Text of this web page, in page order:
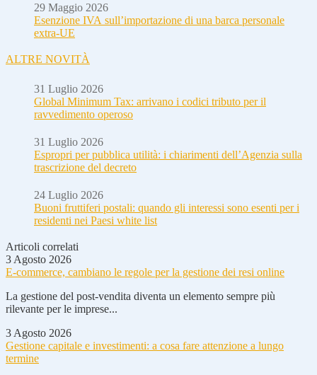
29 Maggio 2026
Esenzione IVA sull’importazione di una barca personale
extra-UE
ALTRE NOVITÀ
31 Luglio 2026
Global Minimum Tax: arrivano i codici tributo per il
ravvedimento operoso
31 Luglio 2026
Espropri per pubblica utilità: i chiarimenti dell’Agenzia sulla
trascrizione del decreto
24 Luglio 2026
Buoni fruttiferi postali: quando gli interessi sono esenti per i
residenti nei Paesi white list
Articoli correlati
3 Agosto 2026
E-commerce, cambiano le regole per la gestione dei resi online
La gestione del post-vendita diventa un elemento sempre più
rilevante per le imprese...
3 Agosto 2026
Gestione capitale e investimenti: a cosa fare attenzione a lungo
termine